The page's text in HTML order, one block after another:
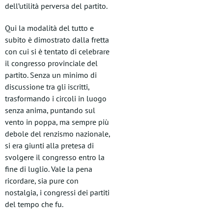
dell’utilità perversa del partito.
Qui la modalità del tutto e
subito è dimostrato dalla fretta
con cui si è tentato di celebrare
il congresso provinciale del
partito. Senza un minimo di
discussione tra gli iscritti,
trasformando i circoli in luogo
senza anima, puntando sul
vento in poppa, ma sempre più
debole del renzismo nazionale,
si era giunti alla pretesa di
svolgere il congresso entro la
fine di luglio. Vale la pena
ricordare, sia pure con
nostalgia, i congressi dei partiti
del tempo che fu.